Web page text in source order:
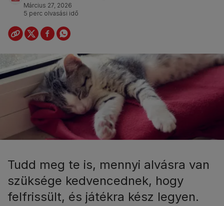
Március 27, 2026
5 perc olvasási idő
Tudd meg te is, mennyi alvásra van
szüksége kedvencednek, hogy
felfrissült, és játékra kész legyen.